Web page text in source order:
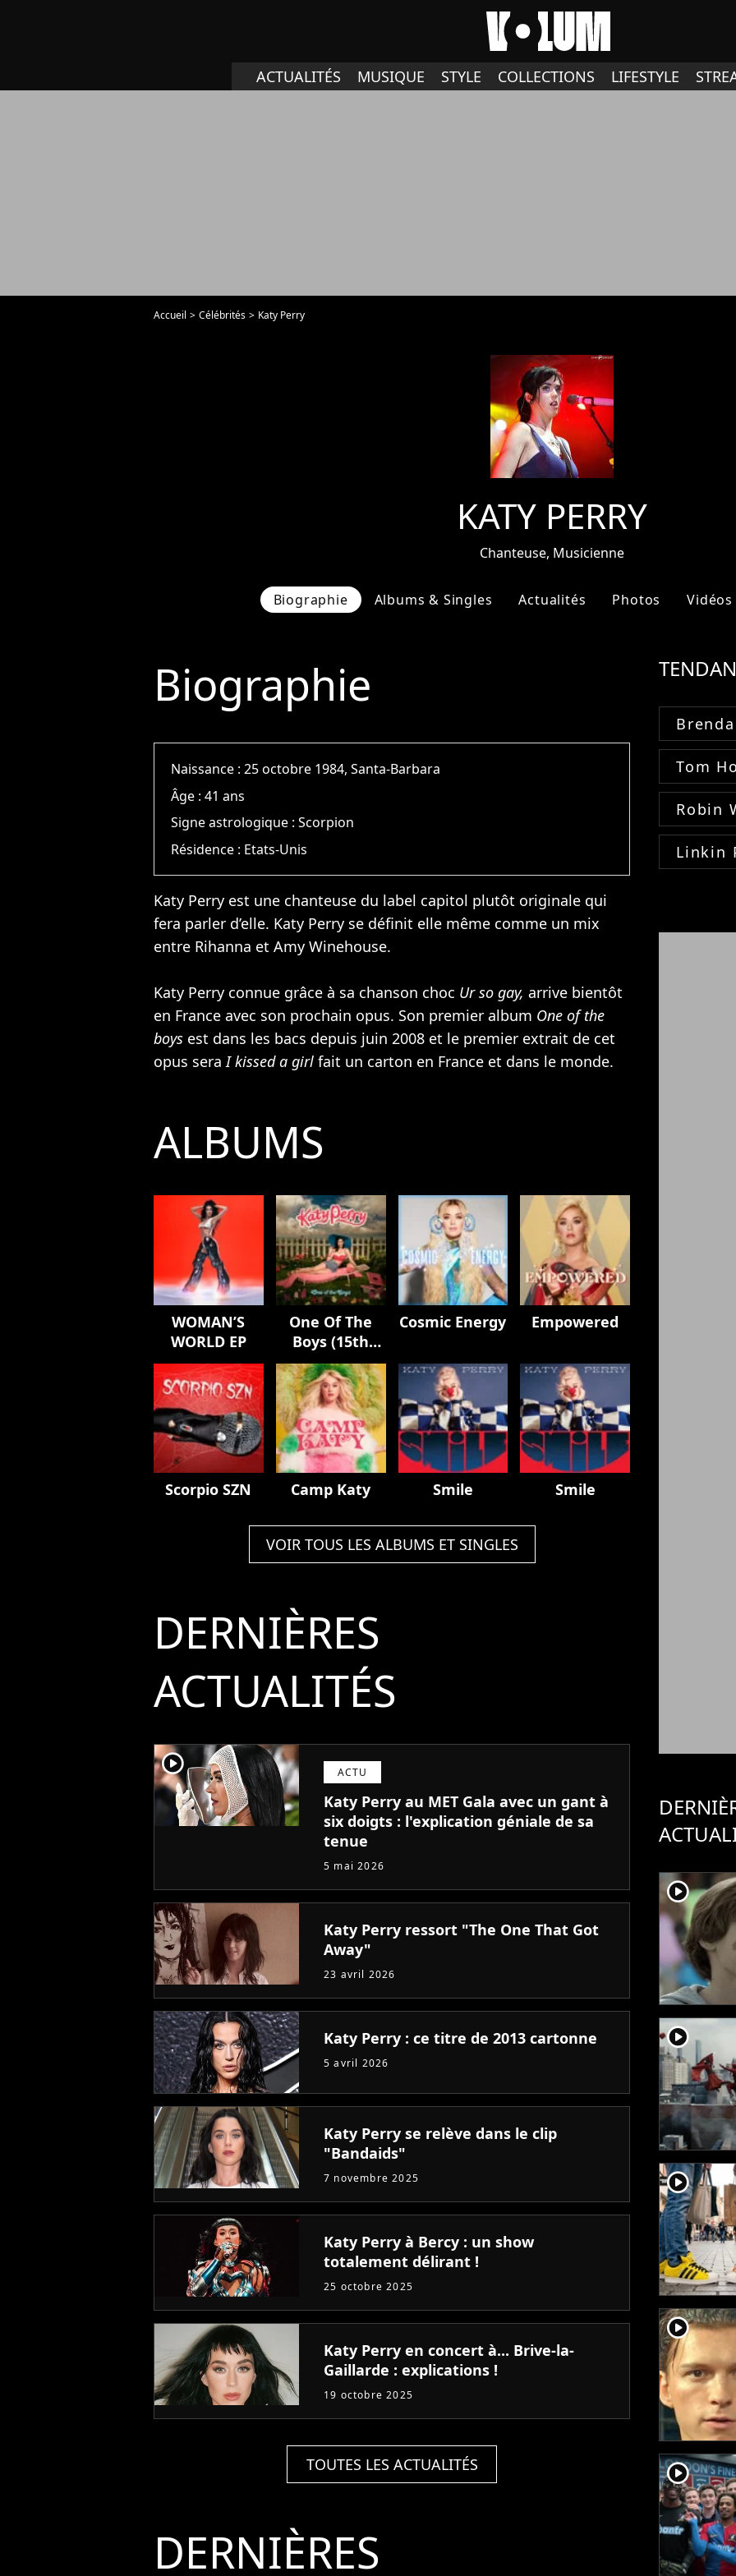
ACTUALITÉS MUSIQUE STYLE COLLECTIONS LIFESTYLE
Accueil Célébrités Katy Perry
KATY PERRY
Chanteuse, Musicienne
Biographie Albums & Singles Actualités Photos Vidéos
Biographie
Naissance :25 octobre 1984, Santa-Barbara
Âge :41 ans
Signe astrologique :Scorpion
Résidence : Etats-Unis
Katy Perry est une chanteuse du label capitol plutôt originale qui
fera parler d’elle. Katy Perry se définit elle même comme un mix
entre Rihanna et Amy Winehouse.
Katy Perry connue grâce à sa chanson choc Ur so gay, arrive bientôt
en France avec son prochain opus. Son premier album One of the
boys est dans les bacs depuis juin 2008 et le premier extrait de cet
opus seraI kissed a girl fait un carton en France et dans le monde.
ALBUMS
WOMAN’S
WORLD EP
One Of The
Boys (15th
Anniversary
Edition)
Cosmic Energy Empowered
Scorpio SZN Camp Katy Smile Smile
VOIR TOUS LES ALBUMS ET SINGLES
DERNIÈRES
ACTUALITÉS
player2 ACTU
Katy Perry au MET Gala avec un gant à
six doigts : l'explication géniale de sa
tenue
5 mai 2026
Katy Perry ressort "The One That Got
Away"
23 avril 2026
Katy Perry : ce titre de 2013 cartonne
5 avril 2026
Katy Perry se relève dans le clip
"Bandaids"
7 novembre 2025
Katy Perry à Bercy : un show
totalement délirant !
25 octobre 2025
Katy Perry en concert à... Brive-la-
Gaillarde : explications !
19 octobre 2025
TOUTES LES ACTUALITÉS
DERNIÈRES
Tom
Robin
Linkin
player2
player2
player2
player2
player2